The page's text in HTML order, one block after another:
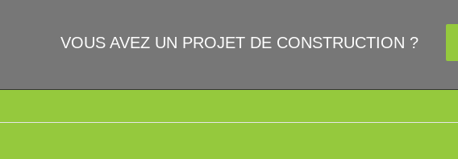
VOUS AVEZ UN PROJET DE CONSTRUCTION ?